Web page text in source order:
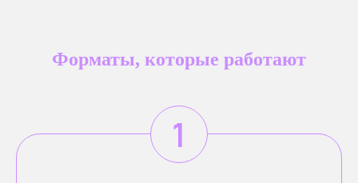
Форматы, которые работают